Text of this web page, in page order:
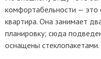
комфортабельности — это
квартира. Она занимает
планировку; сюда
оснащены стеклопакетами.